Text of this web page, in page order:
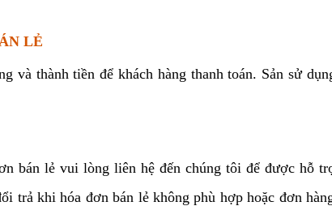
LẺ
và thành tiền để khách hàng thanh toán. Sản sử
bán lẻ vui lòng liên hệ đến chúng tôi để được hỗ
trả khi hóa đơn bán lẻ không phù hợp hoặc đơn